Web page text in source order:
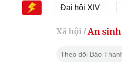
Đại hội XIV Đại hội
Xã hội / An sinh
Theo dõi Báo